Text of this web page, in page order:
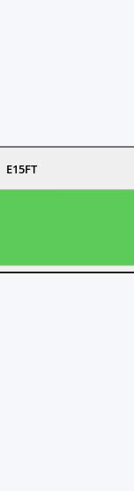
E15FT